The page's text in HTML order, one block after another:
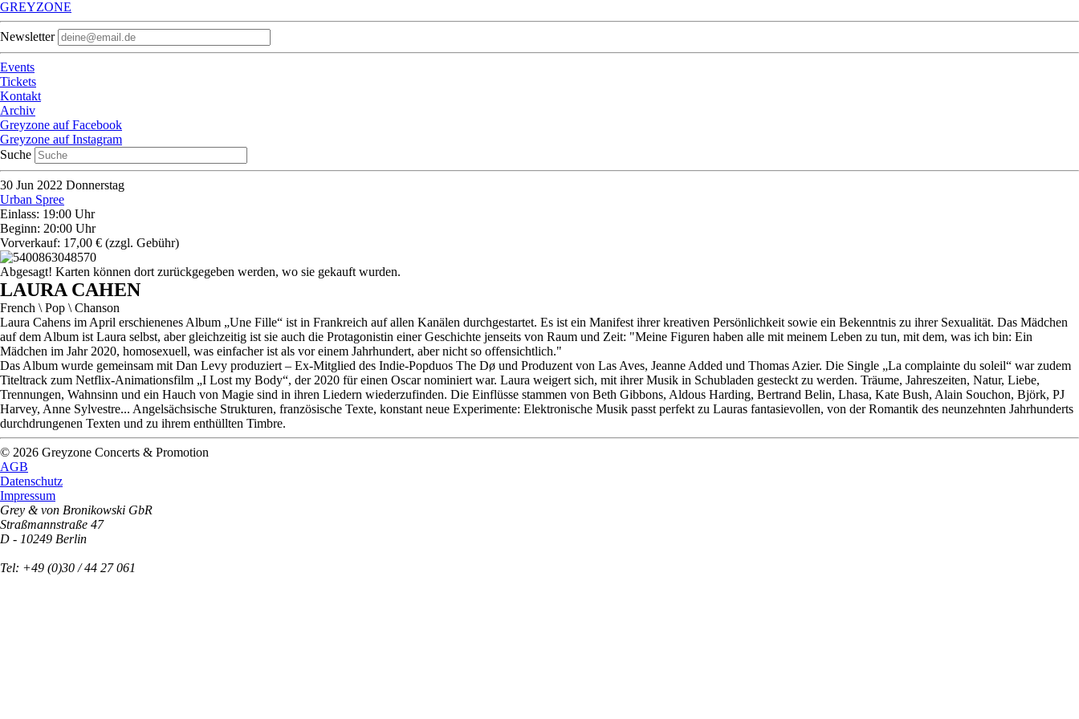
GREYZONE
Newsletter
Events
Tickets
Kontakt
Archiv
Greyzone auf Facebook
Greyzone auf Instagram
Suche
30 Jun 2022 Donnerstag
Urban Spree
Einlass: 19:00 Uhr
Beginn: 20:00 Uhr
Vorverkauf: 17,00 € (zzgl. Gebühr)
Abgesagt! Karten können dort zurückgegeben werden, wo sie gekauft wurden.
LAURA CAHEN
French \ Pop \ Chanson
Laura Cahens im April erschienenes Album „Une Fille“ ist in Frankreich auf allen Kanälen durchgestartet. Es ist ein Manifest ihrer kreativen Persönlichkeit sowie ein Bekenntnis zu ihrer Sexualität. Das Mädchen
auf dem Album ist Laura selbst, aber gleichzeitig ist sie auch die Protagonistin einer Geschichte jenseits von Raum und Zeit: "Meine Figuren haben alle mit meinem Leben zu tun, mit dem, was ich bin: Ein
Mädchen im Jahr 2020, homosexuell, was einfacher ist als vor einem Jahrhundert, aber nicht so offensichtlich."
Das Album wurde gemeinsam mit Dan Levy produziert – Ex-Mitglied des Indie-Popduos The Dø und Produzent von Las Aves, Jeanne Added und Thomas Azier. Die Single „La complainte du soleil“ war zudem
Titeltrack zum Netflix-Animationsfilm „I Lost my Body“, der 2020 für einen Oscar nominiert war. Laura weigert sich, mit ihrer Musik in Schubladen gesteckt zu werden. Träume, Jahreszeiten, Natur, Liebe,
Trennungen, Wahnsinn und ein Hauch von Magie sind in ihren Liedern wiederzufinden. Die Einflüsse stammen von Beth Gibbons, Aldous Harding, Bertrand Belin, Lhasa, Kate Bush, Alain Souchon, Björk, PJ
Harvey, Anne Sylvestre... Angelsächsische Strukturen, französische Texte, konstant neue Experimente: Elektronische Musik passt perfekt zu Lauras fantasievollen, von der Romantik des neunzehnten Jahrhunderts
durchdrungenen Texten und zu ihrem enthüllten Timbre.
© 2026 Greyzone Concerts & Promotion
AGB
Datenschutz
Impressum
Grey & von Bronikowski GbR
Straßmannstraße 47
D - 10249 Berlin
Tel: +49 (0)30 / 44 27 061